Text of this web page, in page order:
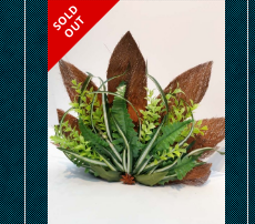
S
O
L
D
O
U
T